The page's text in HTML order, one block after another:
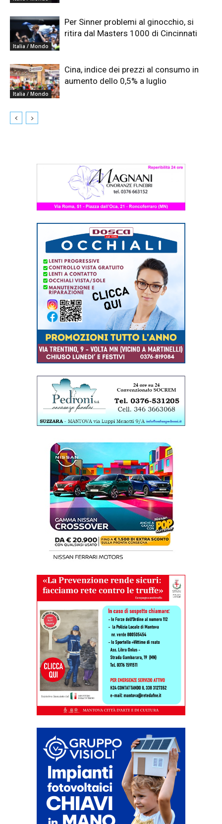
Italia / Mondo
Per Sinner problemi al ginocchio, si
ritira dal Masters 1000 di Cincinnati
Italia / Mondo
Cina, indice dei prezzi al consumo in
aumento dello 0,5% a luglio